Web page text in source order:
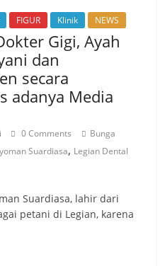
FIGUR Klinik NEWS
Gigi, Ayah
dan
secara
adanya Media
0 Comments
Bunga
Suardiasa, Legian Dental
Suardiasa, lahir dari
petani di Legian, karena